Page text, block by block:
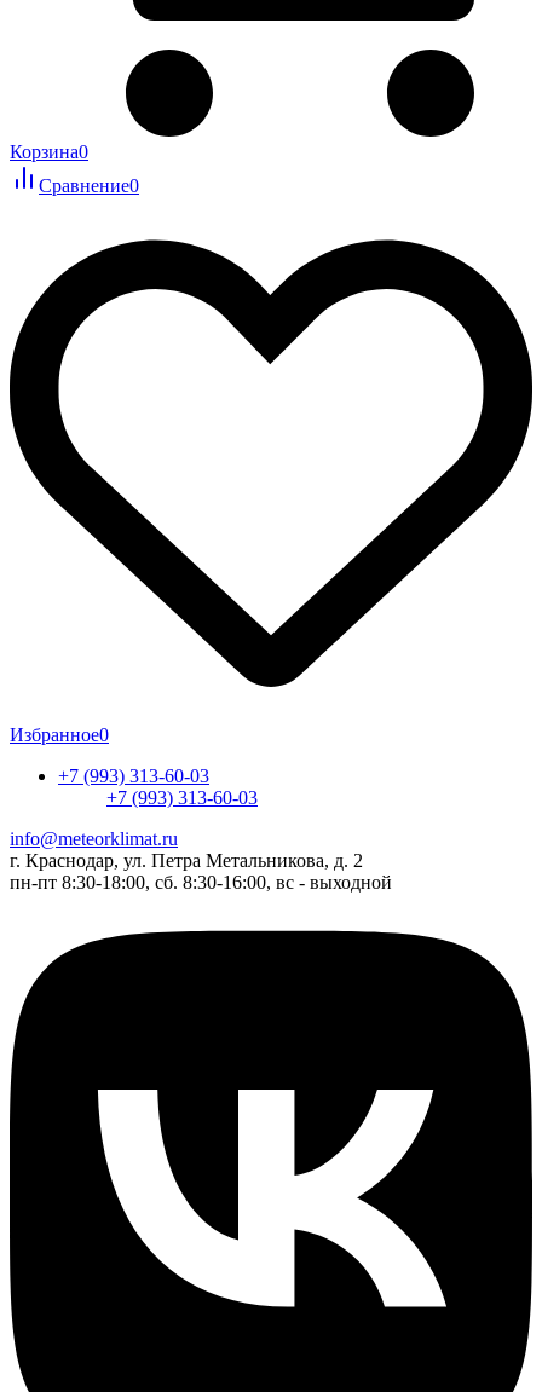
Корзина0
Сравнение0
Избранное0
+7 (993) 313-60-03
+7 (993) 313-60-03
info@meteorklimat.ru
г. Краснодар, ул. Петра Метальникова, д. 2
пн-пт 8:30-18:00, сб. 8:30-16:00, вс - выходной